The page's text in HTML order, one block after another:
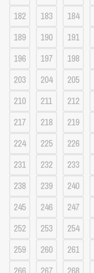
182
183 184
189
190 191
196
197 198
203
204 205
210
211 212
217
218 219
224
225 226
231
232 233
238
239 240
245
246 247
252
253 254
259
260 261